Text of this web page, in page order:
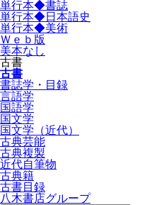
単行本◆書誌
単行本◆日本語史
単行本◆美術
Ｗｅｂ版
美本なし
古書
古書
書誌学・目録
言語学
国語学
国文学
国文学（近代）
古典芸能
古典複製
近代自筆物
古典籍
古書目録
八木書店グループ